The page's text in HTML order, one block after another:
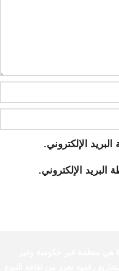
الإلكتروني.
البريد الإلكتروني.